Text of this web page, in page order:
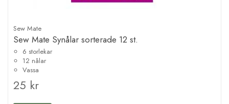
Sew Mate
Sew Mate Synålar sorterade 12 st.
6 storlekar
12 nålar
Vassa
25 kr